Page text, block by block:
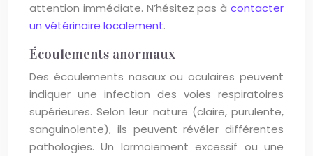
attention immédiate. N’hésitez pas à contacter
un vétérinaire localement.
Écoulements anormaux
Des écoulements nasaux ou oculaires peuvent
indiquer une infection des voies respiratoires
supérieures. Selon leur nature (claire, purulente,
sanguinolente), ils peuvent révéler différentes
pathologies. Un larmoiement excessif ou une